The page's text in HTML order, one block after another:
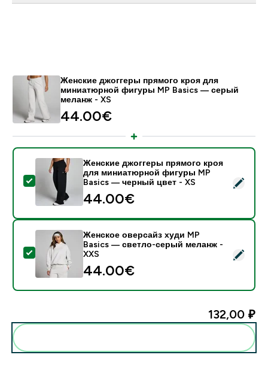
Женские джоггеры прямого кроя для
миниатюрной фигуры MP Basics — серый
меланж - XS
44.00€‎
- Женские джоггеры прямого кроя для
Женские джоггеры прямого кроя
для миниатюрной фигуры MP
Basics — черный цвет - XS
44.00€‎
- Женское оверсайз худи MP Basics — светло-
Женское оверсайз худи MP
Basics — светло-серый меланж -
XXS
44.00€‎
132,00 ₽‎